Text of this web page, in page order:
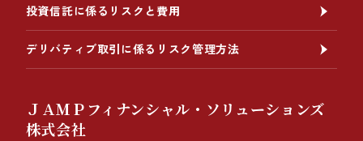
投資信託に係るリスクと費用
デリバティブ取引に係るリスク管理方法
ＪＡＭＰフィナンシャル・ソリューションズ
株式会社